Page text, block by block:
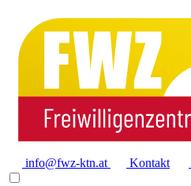
info@fwz-ktn.at Kontakt